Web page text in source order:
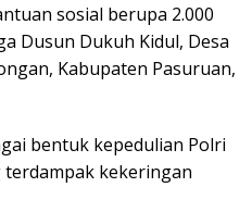
sosial berupa 2.000
Dusun Dukuh Kidul, Desa
Kabupaten Pasuruan,
bentuk kepedulian Polri
kekeringan